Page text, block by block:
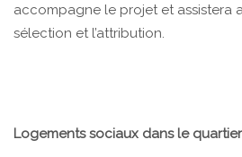
accompagne le projet et assistera
sélection et l’attribution.
Logements sociaux dans le